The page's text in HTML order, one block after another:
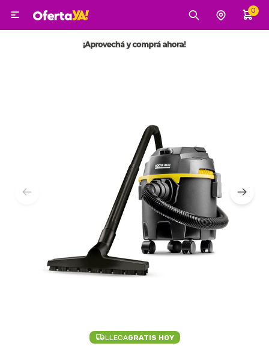
0

LLEGAGRATIS HOY
MI CUENTA
Tecnología
Gaming
Pequeños electrodomésticos